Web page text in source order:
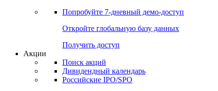
Попробуйте 7-дневный демо-доступ
Откройте глобальную базу данных
Получить доступ
Акции
Поиск акций
Дивидендный календарь
Российские IPO/SPO